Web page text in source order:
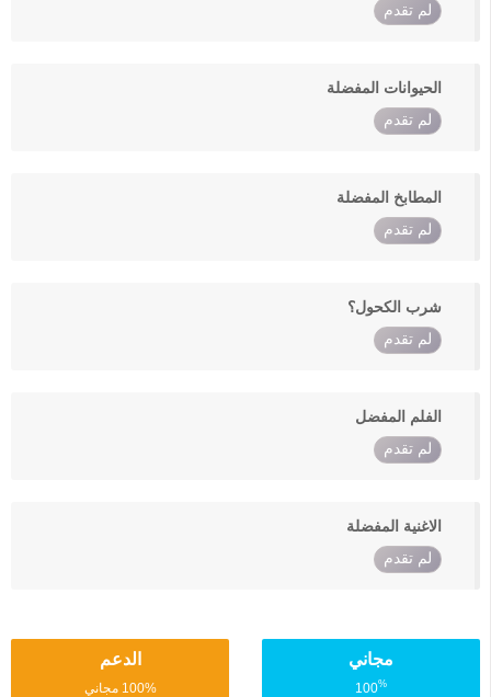
لم تقدم
الحيوانات المفضلة
لم تقدم
المطابخ المفضلة
لم تقدم
شرب الكحول؟
لم تقدم
الفلم المفضل
لم تقدم
الاغنية المفضلة
لم تقدم
مجاني
100%
الدعم
100% مجاني